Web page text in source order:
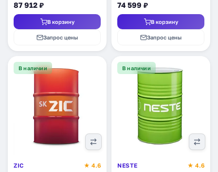
87 912 ₽
В корзину
Запрос цены
74 599 ₽
В корзину
Запрос цены
В наличии
ZIC
★ 4.6
В наличии
NESTE
★ 4.6